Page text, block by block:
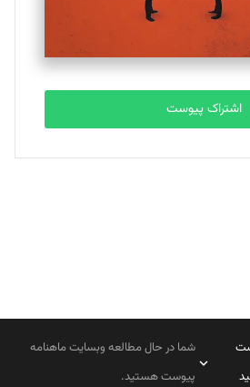
آرانی
اشتراک پیوست
شما در حال مطالعه وبسایت ماهنامه
پیوست هستید.